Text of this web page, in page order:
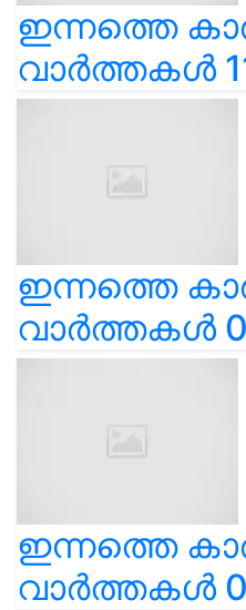
ഇന്നത്തെ
വാർത്തകൾ
ഇന്നത്തെ
വാർത്തകൾ
ഇന്നത്തെ
വാർത്തകൾ